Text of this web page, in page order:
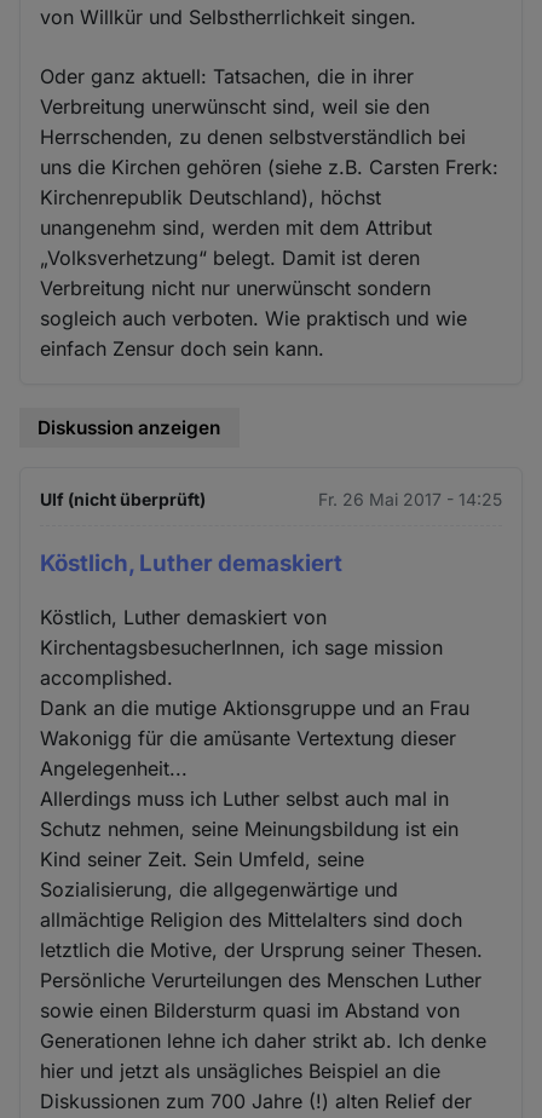
von Willkür und Selbstherrlichkeit singen.
Oder ganz aktuell: Tatsachen, die in ihrer
Verbreitung unerwünscht sind, weil sie den
Herrschenden, zu denen selbstverständlich bei
uns die Kirchen gehören (siehe z.B. Carsten Frerk:
Kirchenrepublik Deutschland), höchst
unangenehm sind, werden mit dem Attribut
„Volksverhetzung“ belegt. Damit ist deren
Verbreitung nicht nur unerwünscht sondern
sogleich auch verboten. Wie praktisch und wie
einfach Zensur doch sein kann.
Diskussion anzeigen
Ulf (nicht überprüft) Fr. 26 Mai 2017 - 14:25
Köstlich, Luther demaskiert
Köstlich, Luther demaskiert von
KirchentagsbesucherInnen, ich sage mission
accomplished.
Dank an die mutige Aktionsgruppe und an Frau
Wakonigg für die amüsante Vertextung dieser
Angelegenheit...
Allerdings muss ich Luther selbst auch mal in
Schutz nehmen, seine Meinungsbildung ist ein
Kind seiner Zeit. Sein Umfeld, seine
Sozialisierung, die allgegenwärtige und
allmächtige Religion des Mittelalters sind doch
letztlich die Motive, der Ursprung seiner Thesen.
Persönliche Verurteilungen des Menschen Luther
sowie einen Bildersturm quasi im Abstand von
Generationen lehne ich daher strikt ab. Ich denke
hier und jetzt als unsägliches Beispiel an die
Diskussionen zum 700 Jahre (!) alten Relief der